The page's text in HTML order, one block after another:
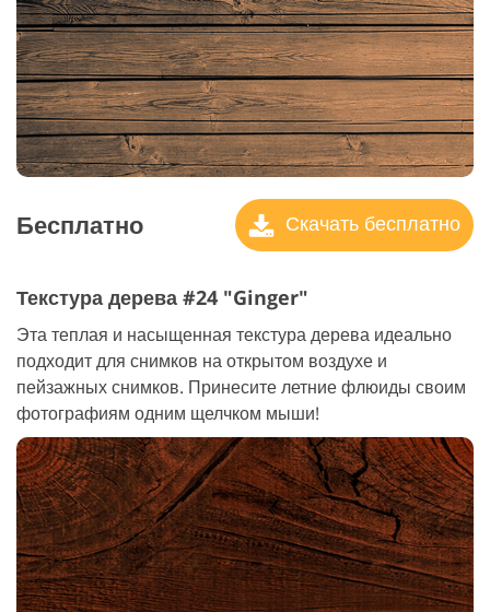
Бесплатно Скачать бесплатно
Текстура дерева #24 "Ginger"
Эта теплая и насыщенная текстура дерева идеально
подходит для снимков на открытом воздухе и
пейзажных снимков. Принесите летние флюиды своим
фотографиям одним щелчком мыши!